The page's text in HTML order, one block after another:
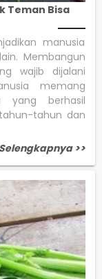
Teman Bisa
manusia
Membangun
wajib dijalani
memang
yang berhasil
tahun dan
>>